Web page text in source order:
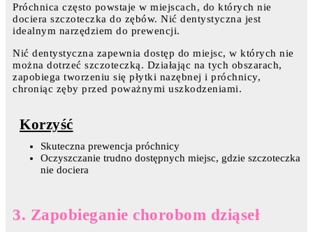
Próchnica często powstaje w miejscach, do których nie
dociera szczoteczka do zębów. Nić dentystyczna jest
idealnym narzędziem do prewencji.
Nić dentystyczna zapewnia dostęp do miejsc, w których nie
można dotrzeć szczoteczką. Działając na tych obszarach,
zapobiega tworzeniu się płytki nazębnej i próchnicy,
chroniąc zęby przed poważnymi uszkodzeniami.
Korzyść
Skuteczna prewencja próchnicy
Oczyszczanie trudno dostępnych miejsc, gdzie szczoteczka
nie dociera
3. Zapobieganie chorobom dziąseł